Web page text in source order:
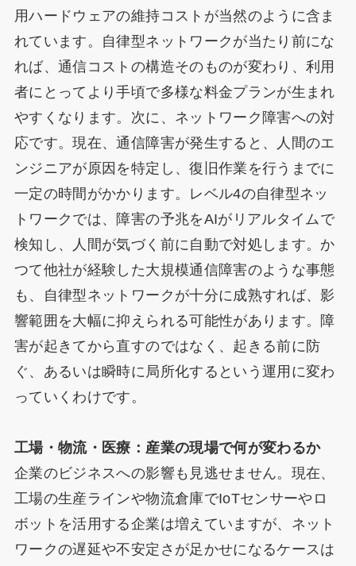
用ハードウェアの維持コストが当然のように含ま
れています。自律型ネットワークが当たり前にな
れば、通信コストの構造そのものが変わり、利用
者にとってより手頃で多様な料金プランが生まれ
やすくなります。次に、ネットワーク障害への対
応です。現在、通信障害が発生すると、人間のエ
ンジニアが原因を特定し、復旧作業を行うまでに
一定の時間がかかります。レベル4の自律型ネッ
トワークでは、障害の予兆をAIがリアルタイムで
検知し、人間が気づく前に自動で対処します。か
つて他社が経験した大規模通信障害のような事態
も、自律型ネットワークが十分に成熟すれば、影
響範囲を大幅に抑えられる可能性があります。障
害が起きてから直すのではなく、起きる前に防
ぐ、あるいは瞬時に局所化するという運用に変わ
っていくわけです。
工場・物流・医療：産業の現場で何が変わるか
企業のビジネスへの影響も見逃せません。現在、
工場の生産ラインや物流倉庫でIoTセンサーやロ
ボットを活用する企業は増えていますが、ネット
ワークの遅延や不安定さが足かせになるケースは